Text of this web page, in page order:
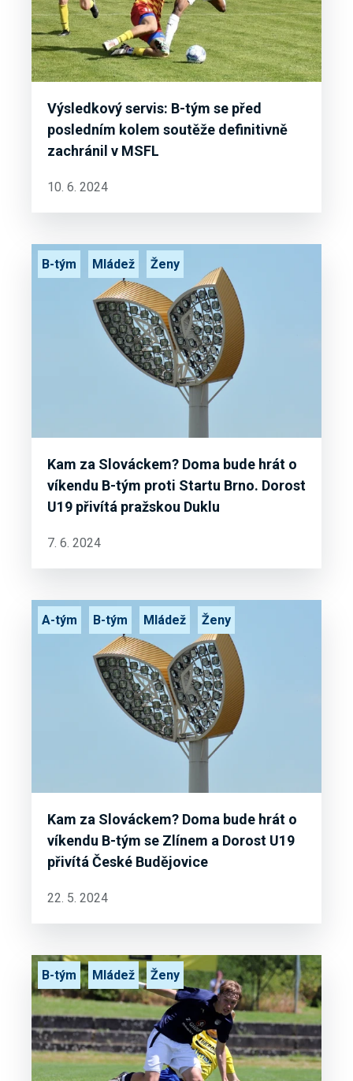
Výsledkový servis: B-tým se před
posledním kolem soutěže definitivně
zachránil v MSFL
10. 6. 2024
Kam za Slováckem? Doma bude hrát o
víkendu B-tým proti Startu Brno. Dorost
U19 přivítá pražskou Duklu
B-tým Mládež Ženy
7. 6. 2024
Kam za Slováckem? Doma bude hrát o
víkendu B-tým se Zlínem a Dorost U19
přivítá České Budějovice
A-tým B-tým Mládež Ženy
22. 5. 2024
B-tým Mládež Ženy